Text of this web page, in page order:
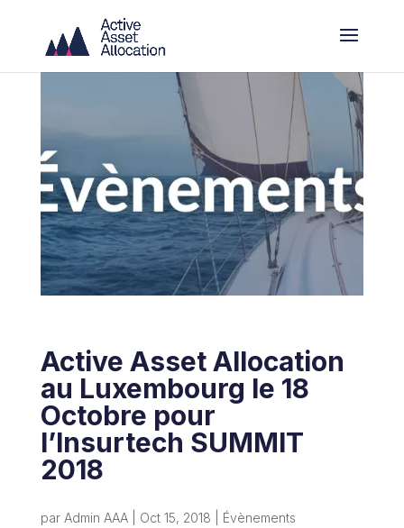
Active Asset Allocation
au Luxembourg le 18
Octobre pour
l’Insurtech SUMMIT
2018
par Admin AAA| Oct 15, 2018 Évènements